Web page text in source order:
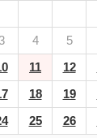
4 5
11 12
18 19
25 26